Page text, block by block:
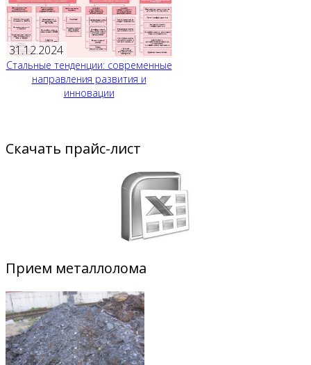
31.12.2024
Стальные тенденции: современные
направления развития и
инновации
Скачать прайс-лист
Прием металлолома